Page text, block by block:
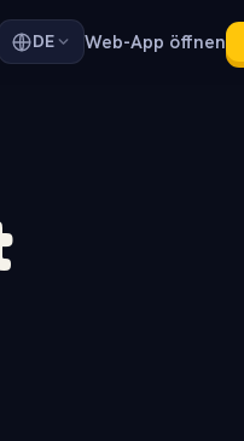
DE Web-App öffnen